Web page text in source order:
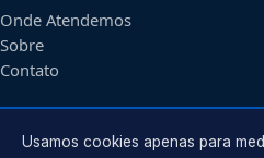
Onde Atendemos
Sobre
Contato
CONTATO
Usamos cookies apenas para